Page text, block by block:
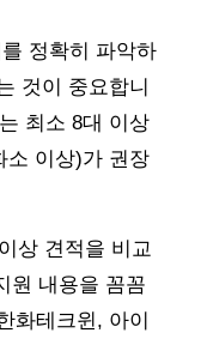
정확히 파악하
것이 중요합니
최소 8대 이상
소 이상)가 권장
상 견적을 비교
원 내용을 꼼꼼
화테크윈, 아이